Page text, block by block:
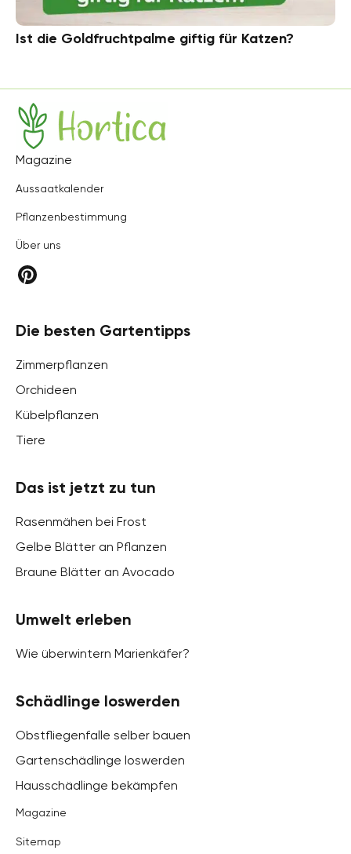
Ist die Goldfruchtpalme giftig für Katzen?
Hortica
Magazine
Aussaatkalender
Pflanzenbestimmung
Über uns
Die besten Gartentipps
Zimmerpflanzen
Orchideen
Kübelpflanzen
Tiere
Das ist jetzt zu tun
Rasenmähen bei Frost
Gelbe Blätter an Pflanzen
Braune Blätter an Avocado
Umwelt erleben
Wie überwintern Marienkäfer?
Schädlinge loswerden
Obstfliegenfalle selber bauen
Gartenschädlinge loswerden
Hausschädlinge bekämpfen
Magazine
Sitemap